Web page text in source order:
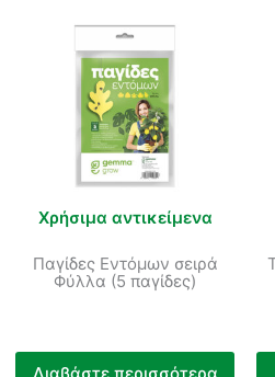
Χρήσιμα αντικείμενα
Παγίδες Εντόμων σειρά
Φύλλα (5 παγίδες)